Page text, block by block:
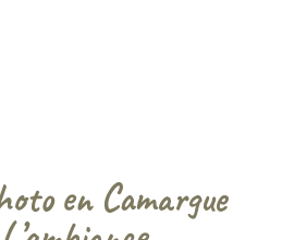
en Camargue